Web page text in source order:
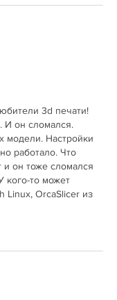
3d печати!
И он сломался.
модели. Настройки
работало. Что
и он тоже сломался
кого-то может
OrcaSlicer из